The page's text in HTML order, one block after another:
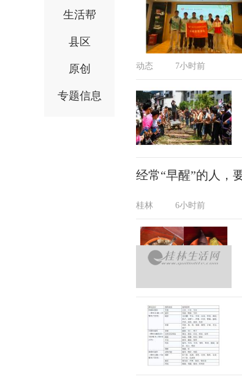
生活帮
县区
原创
专题信息
动态 7小时前
经常“早醒”的人，
桂林 6小时前